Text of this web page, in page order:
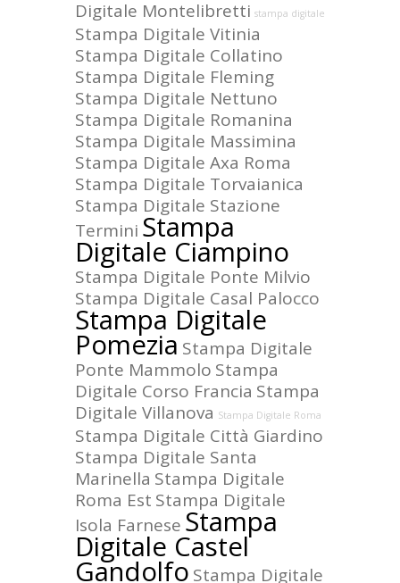
Digitale Montelibretti stampa digitale
Stampa Digitale Vitinia
Stampa Digitale Collatino
Stampa Digitale Fleming
Stampa Digitale Nettuno
Stampa Digitale Romanina
Stampa Digitale Massimina
Stampa Digitale Axa Roma
Stampa Digitale Torvaianica
Stampa Digitale Stazione
Termini Stampa
Digitale Ciampino
Stampa Digitale Ponte Milvio
Stampa Digitale Casal Palocco
Stampa Digitale
Pomezia Stampa Digitale
Ponte Mammolo Stampa
Digitale Corso Francia Stampa
Digitale Villanova Stampa Digitale Roma
Stampa Digitale Città Giardino
Stampa Digitale Santa
Marinella Stampa Digitale
Roma Est Stampa Digitale
Isola Farnese Stampa
Digitale Castel
Gandolfo Stampa Digitale